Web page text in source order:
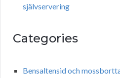
självservering
Categories
Bensaltensid och